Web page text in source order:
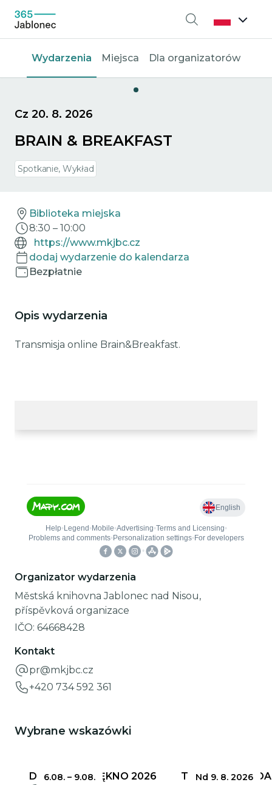
Wyszukiwanie
Wydarzenia Miejsca Dla organizatorów
Cz 20. 8. 2026
BRAIN & BREAKFAST
Spotkanie, Wykład
Biblioteka miejska
8:30 – 10:00
https://www.mkjbc.cz
dodaj wydarzenie do kalendarza
Bezpłatnie
Opis wydarzenia
Transmisja online Brain&Breakfast.
Organizator wydarzenia
Městská knihovna Jablonec nad Nisou,
příspěvková organizace
IČO: 64668428
Kontakt
pr@mkjbc.cz
+420 734 592 361
Wybrane wskazówki
6.08. – 9.08.
DELIKATNE PIĘKNO 2026 Nd 9. 8. 2026
TERMINY